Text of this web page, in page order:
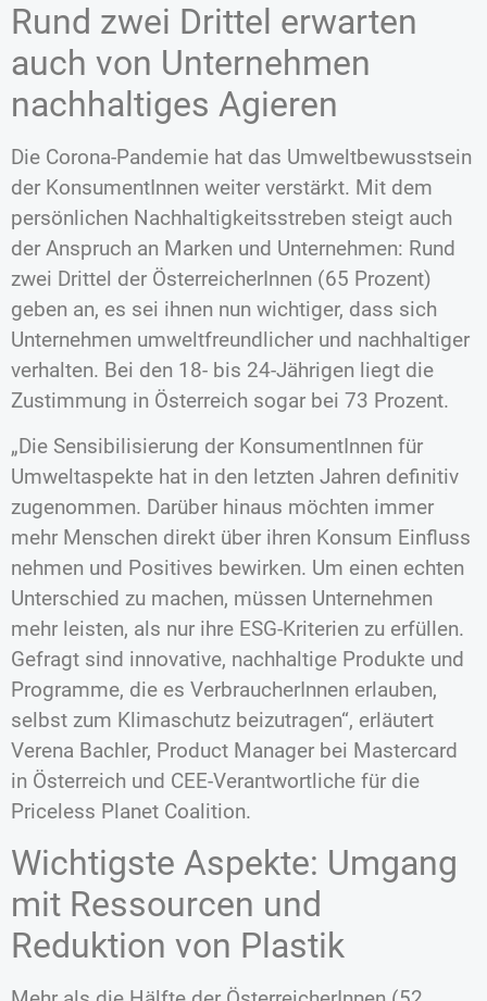
Rund zwei Drittel erwarten
auch von Unternehmen
nachhaltiges Agieren
Die Corona-Pandemie hat das Umweltbewusstsein
der KonsumentInnen weiter verstärkt. Mit dem
persönlichen Nachhaltigkeitsstreben steigt auch
der Anspruch an Marken und Unternehmen: Rund
zwei Drittel der ÖsterreicherInnen (65 Prozent)
geben an, es sei ihnen nun wichtiger, dass sich
Unternehmen umweltfreundlicher und nachhaltiger
verhalten. Bei den 18- bis 24-Jährigen liegt die
Zustimmung in Österreich sogar bei 73 Prozent.
„Die Sensibilisierung der KonsumentInnen für
Umweltaspekte hat in den letzten Jahren definitiv
zugenommen. Darüber hinaus möchten immer
mehr Menschen direkt über ihren Konsum Einfluss
nehmen und Positives bewirken. Um einen echten
Unterschied zu machen, müssen Unternehmen
mehr leisten, als nur ihre ESG-Kriterien zu erfüllen.
Gefragt sind innovative, nachhaltige Produkte und
Programme, die es VerbraucherInnen erlauben,
selbst zum Klimaschutz beizutragen“, erläutert
Verena Bachler, Product Manager bei Mastercard
in Österreich und CEE-Verantwortliche für die
Priceless Planet Coalition.
Wichtigste Aspekte: Umgang
mit Ressourcen und
Reduktion von Plastik